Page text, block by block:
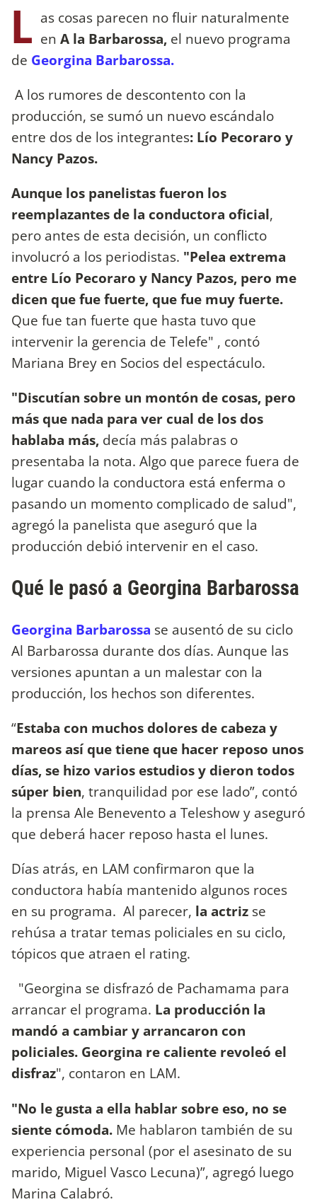
L as cosas parecen no fluir naturalmente
en A la Barbarossa, el nuevo programa
de Georgina Barbarossa.
A los rumores de descontento con la
producción, se sumó un nuevo escándalo
entre dos de los integrantes: Lío Pecoraro y
Nancy Pazos.
Aunque los panelistas fueron los
reemplazantes de la conductora oficial,
pero antes de esta decisión, un conflicto
involucró a los periodistas. "Pelea extrema
entre Lío Pecoraro y Nancy Pazos, pero me
dicen que fue fuerte, que fue muy fuerte.
Que fue tan fuerte que hasta tuvo que
intervenir la gerencia de Telefe" , contó
Mariana Brey en Socios del espectáculo.
"Discutían sobre un montón de cosas, pero
más que nada para ver cual de los dos
hablaba más, decía más palabras o
presentaba la nota. Algo que parece fuera de
lugar cuando la conductora está enferma o
pasando un momento complicado de salud",
agregó la panelista que aseguró que la
producción debió intervenir en el caso.
Qué le pasó a Georgina Barbarossa
Georgina Barbarossa se ausentó de su ciclo
Al Barbarossa durante dos días. Aunque las
versiones apuntan a un malestar con la
producción, los hechos son diferentes.
“Estaba con muchos dolores de cabeza y
mareos así que tiene que hacer reposo unos
días, se hizo varios estudios y dieron todos
súper bien, tranquilidad por ese lado”, contó
la prensa Ale Benevento a Teleshow y aseguró
que deberá hacer reposo hasta el lunes.
Días atrás, en LAM confirmaron que la
conductora había mantenido algunos roces
en su programa. Al parecer, la actriz se
rehúsa a tratar temas policiales en su ciclo,
tópicos que atraen el rating.
"Georgina se disfrazó de Pachamama para
arrancar el programa. La producción la
mandó a cambiar y arrancaron con
policiales. Georgina re caliente revoleó el
disfraz", contaron en LAM.
"No le gusta a ella hablar sobre eso, no se
siente cómoda. Me hablaron también de su
experiencia personal (por el asesinato de su
marido, Miguel Vasco Lecuna)”, agregó luego
Marina Calabró.